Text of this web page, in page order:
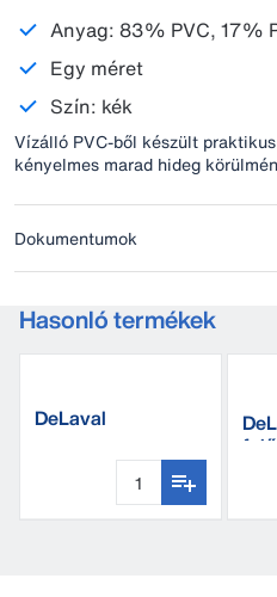
Anyag: 83% PVC, 17%
Egy méret
Szín: kék
Vízálló PVC-ből készült
kényelmes marad hideg
Dokumentumok
Hasonló termékek
DeLaval